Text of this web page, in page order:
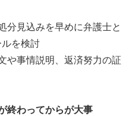
分見込みを早めに弁護士と
を検討
や事情説明、返済努力の証
終わってからが大事